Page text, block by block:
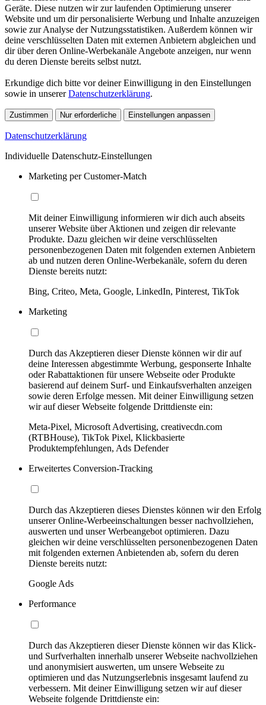
Geräte. Diese nutzen wir zur laufenden Optimierung unserer
Website und um dir personalisierte Werbung und Inhalte anzuzeigen
sowie zur Analyse der Nutzungsstatistiken. Außerdem können wir
deine verschlüsselten Daten mit externen Anbietern abgleichen und
dir über deren Online-Werbekanäle Angebote anzeigen, nur wenn
du deren Dienste bereits selbst nutzt.
Erkundige dich bitte vor deiner Einwilligung in den Einstellungen
sowie in unsererDatenschutzerklärung.
Zustimmen Nur erforderliche Einstellungen anpassen
Datenschutzerklärung
Individuelle Datenschutz-Einstellungen
Marketing per Customer-Match
Mit deiner Einwilligung informieren wir dich auch abseits
unserer Website über Aktionen und zeigen dir relevante
Produkte. Dazu gleichen wir deine verschlüsselten
personenbezogenen Daten mit folgenden externen Anbietern
ab und nutzen deren Online-Werbekanäle, sofern du deren
Dienste bereits nutzt:
Bing, Criteo, Meta, Google, LinkedIn, Pinterest, TikTok
Marketing
Durch das Akzeptieren dieser Dienste können wir dir auf
deine Interessen abgestimmte Werbung, gesponserte Inhalte
oder Rabattaktionen für unsere Webseite oder Produkte
basierend auf deinem Surf- und Einkaufsverhalten anzeigen
sowie deren Erfolge messen. Mit deiner Einwilligung setzen
wir auf dieser Webseite folgende Drittdienste ein:
Meta-Pixel, Microsoft Advertising, creativecdn.com
(RTBHouse), TikTok Pixel, Klickbasierte
Produktempfehlungen, Ads Defender
Erweitertes Conversion-Tracking
Durch das Akzeptieren dieses Dienstes können wir den Erfolg
unserer Online-Werbeeinschaltungen besser nachvollziehen,
auswerten und unser Werbeangebot optimieren. Dazu
gleichen wir deine verschlüsselten personenbezogenen Daten
mit folgenden externen Anbietenden ab, sofern du deren
Dienste bereits nutzt:
Google Ads
Performance
Durch das Akzeptieren dieser Dienste können wir das Klick-
und Surfverhalten innerhalb unserer Webseite nachvollziehen
und anonymisiert auswerten, um unsere Webseite zu
optimieren und das Nutzungserlebnis insgesamt laufend zu
verbessern. Mit deiner Einwilligung setzen wir auf dieser
Webseite folgende Drittdienste ein: